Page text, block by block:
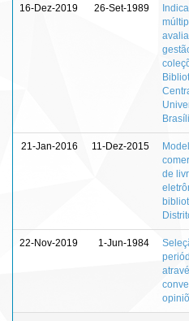
16-Dez-2019 26-Set-1989
21-Jan-2016 11-Dez-2015
de
22-Nov-2019 1-Jun-1984